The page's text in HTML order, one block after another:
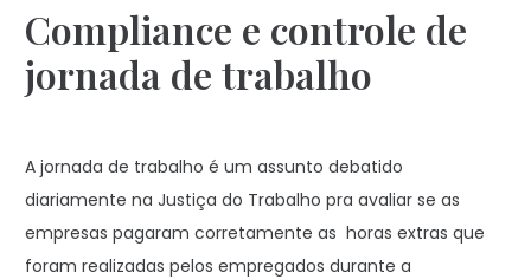
Compliance e controle de
jornada de trabalho
A jornada de trabalho é um assunto debatido
diariamente na Justiça do Trabalho pra avaliar se as
empresas pagaram corretamente as horas extras que
foram realizadas pelos empregados durante a